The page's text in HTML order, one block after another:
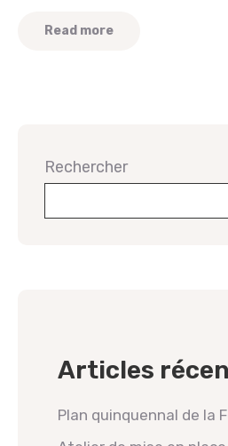
Read more
Rechercher
Articles
Plan quinquennal de la